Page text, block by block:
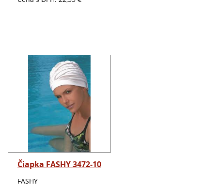
Detail
Čiapka FASHY 3472-10
FASHY